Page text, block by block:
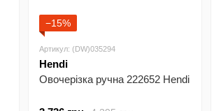
−15%
Артикул: (DW)035294
Hendi
Овочерізка ручна 222652 Hendi